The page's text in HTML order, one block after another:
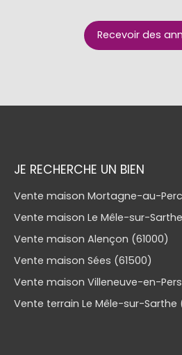
Recevoir des
JE RECHERCHE UN BIEN
Vente maison Mortagne-au-
Vente maison Le Mêle-sur-Sarthe
Vente maison Alençon (61000)
Vente maison Sées (61500)
Vente maison Villeneuve-en-
Vente terrain Le Mêle-sur-Sarthe